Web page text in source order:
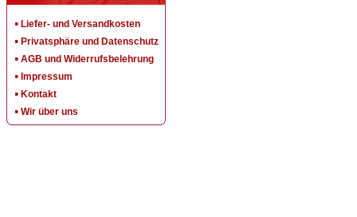
Liefer- und Versandkosten
Privatsphäre und Datenschutz
AGB und Widerrufsbelehrung
Impressum
Kontakt
Wir über uns